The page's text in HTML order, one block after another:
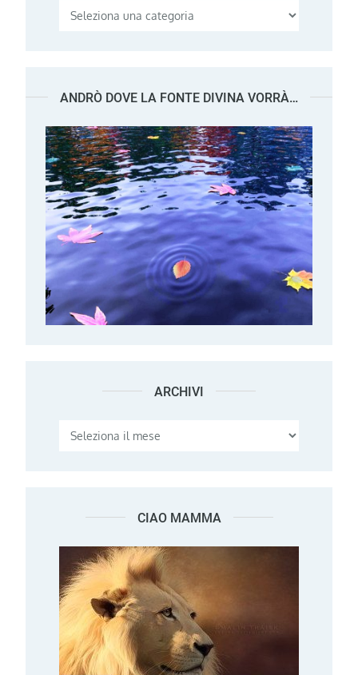
Categorie
ANDRÒ DOVE LA FONTE DIVINA VORRÀ…
ARCHIVI Archivi
CIAO MAMMA